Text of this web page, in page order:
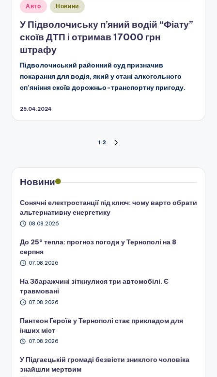
Опубліковано
Авто Новини
У Підволочиську п’яний водій “Фіату”
скоїв ДТП і отримав 17000 грн
штрафу
Підволочиський районний суд призначив
покарання для водія, який у стані алкогольного
сп’яніння скоїв дорожньо-транспортну пригоду.
25.04.2024
записів
1 2
Новини
Сонячні електростанції під ключ: чому варто обрати
альтернативну енергетику
08.08.2026
До 25° тепла: прогноз погоди у Тернополі на 8
серпня
07.08.2026
На Збаражчині зіткнулися три автомобілі. Є
травмовані
07.08.2026
Пантеон Героїв у Тернополі стає прикладом для
інших міст
07.08.2026
У Підгаєцькій громаді безвісти зниклого чоловіка
знайшли мертвим